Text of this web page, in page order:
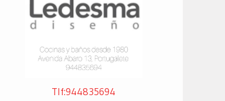
Tlf:944835694